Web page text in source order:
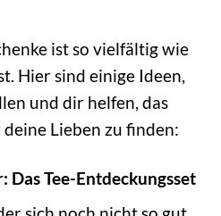
ist so vielfältig wie
Hier sind einige Ideen,
und dir helfen, das
Lieben zu finden:
Das Tee-Entdeckungsset